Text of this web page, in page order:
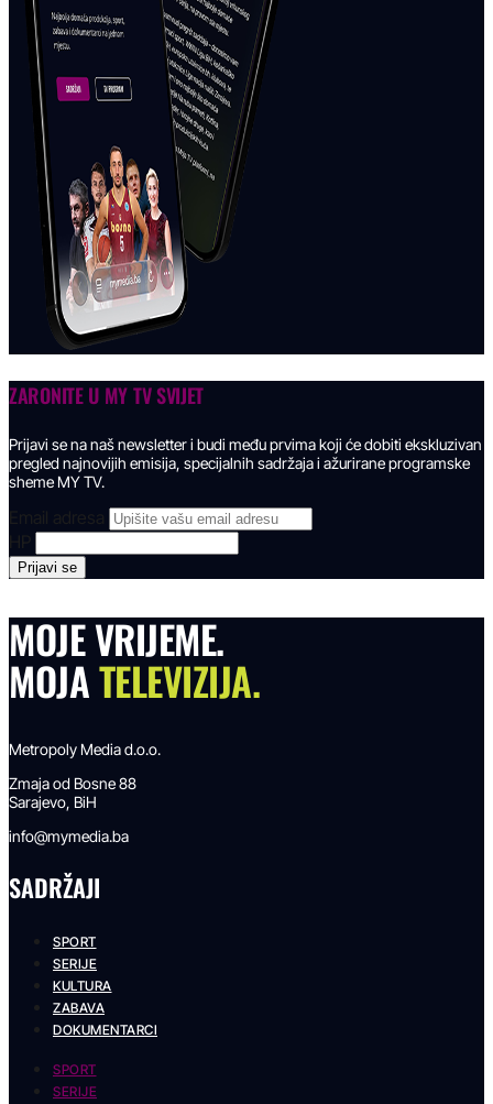
ZARONITE U MY TV SVIJET
Prijavi se na naš newsletter i budi među prvima koji će dobiti ekskluzivan
pregled najnovijih emisija, specijalnih sadržaja i ažurirane programske
sheme MY TV.
Email adresa
MOJE VRIJEME.
MOJATELEVIZIJA.
Metropoly Media d.o.o.
Zmaja od Bosne 88
Sarajevo, BiH
info@mymedia.ba
SADRŽAJI
SPORT
SERIJE
KULTURA
ZABAVA
DOKUMENTARCI
SPORT
SERIJE